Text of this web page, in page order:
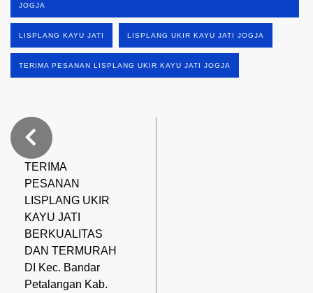
JOGJA
LISPLANG KAYU JATI LISPLANG UKIR KAYU JATI JOGJA
TERIMA PESANAN LISPLANG UKIR KAYU JATI JOGJA
TERIMA
PESANAN
LISPLANG UKIR
KAYU JATI
BERKUALITAS
DAN TERMURAH
DI Kec. Bandar
Petalangan Kab.